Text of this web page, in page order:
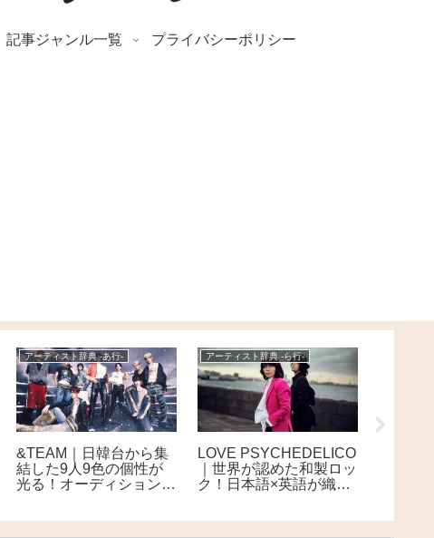
記事ジャンル一覧 プライバシーポリシー
アーティスト辞典 -あ行-
&TEAM｜日韓台から集
結した9人9色の個性が
光る！オーディションか
アーティスト辞典 -ら行-
LOVE PSYCHEDELICO
｜世界が認めた和製ロッ
ク！日本語×英語が織り